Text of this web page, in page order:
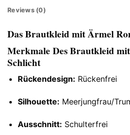
Reviews (0)
Das Brautkleid mit Ärmel
Merkmale Des Brautkleid
Schlicht
Rückendesign: Rückenfrei
Silhouette: Meerjungfrau/
Ausschnitt: Schulterfrei